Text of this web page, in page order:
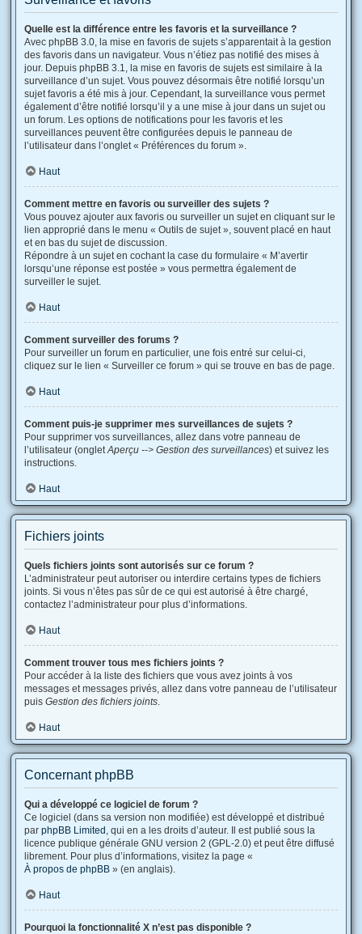
Quelle est la différence entre les favoris et la surveillance ?
Avec phpBB 3.0, la mise en favoris de sujets s’apparentait à la gestion
des favoris dans un navigateur. Vous n’étiez pas notifié des mises à
jour. Depuis phpBB 3.1, la mise en favoris de sujets est similaire à la
surveillance d’un sujet. Vous pouvez désormais être notifié lorsqu’un
sujet favoris a été mis à jour. Cependant, la surveillance vous permet
également d’être notifié lorsqu’il y a une mise à jour dans un sujet ou
un forum. Les options de notifications pour les favoris et les
surveillances peuvent être configurées depuis le panneau de
l’utilisateur dans l’onglet « Préférences du forum ».
Haut
Comment mettre en favoris ou surveiller des sujets ?
Vous pouvez ajouter aux favoris ou surveiller un sujet en cliquant sur le
lien approprié dans le menu « Outils de sujet », souvent placé en haut
et en bas du sujet de discussion.
Répondre à un sujet en cochant la case du formulaire « M’avertir
lorsqu’une réponse est postée » vous permettra également de
surveiller le sujet.
Haut
Comment surveiller des forums ?
Pour surveiller un forum en particulier, une fois entré sur celui-ci,
cliquez sur le lien « Surveiller ce forum » qui se trouve en bas de page.
Haut
Comment puis-je supprimer mes surveillances de sujets ?
Pour supprimer vos surveillances, allez dans votre panneau de
l’utilisateur (ongletAperçu --> Gestion des surveillances) et suivez les
instructions.
Haut
Fichiers joints
Quels fichiers joints sont autorisés sur ce forum ?
L’administrateur peut autoriser ou interdire certains types de fichiers
joints. Si vous n’êtes pas sûr de ce qui est autorisé à être chargé,
contactez l’administrateur pour plus d’informations.
Haut
Comment trouver tous mes fichiers joints ?
Pour accéder à la liste des fichiers que vous avez joints à vos
messages et messages privés, allez dans votre panneau de l’utilisateur
puis Gestion des fichiers joints.
Haut
Concernant phpBB
Qui a développé ce logiciel de forum ?
Ce logiciel (dans sa version non modifiée) est développé et distribué
par phpBB Limited , qui en a les droits d’auteur. Il est publié sous la
licence publique générale GNU version 2 (GPL-2.0) et peut être diffusé
librement. Pour plus d’informations, visitez la page «
À propos de phpBB » (en anglais).
Haut
Pourquoi la fonctionnalité X n’est pas disponible ?